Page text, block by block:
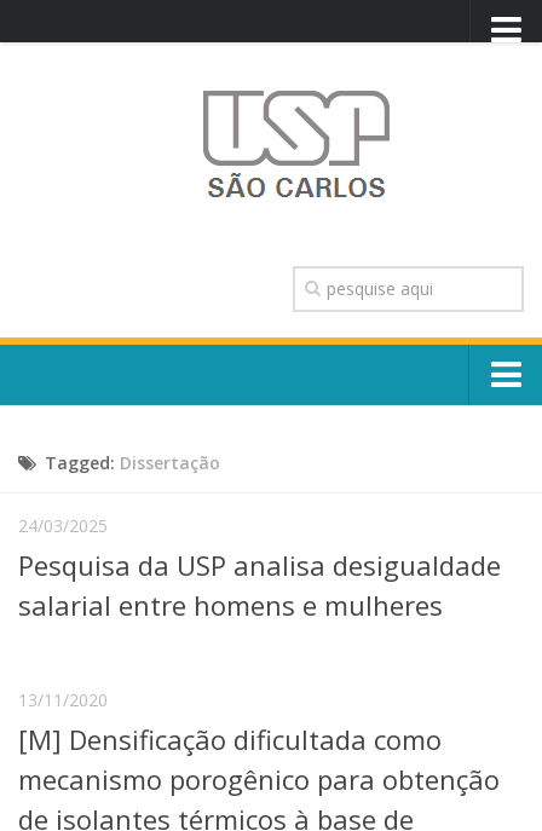
TRANSPARÊNCIA
OUVIDORIA
CONTATO
Escola, Institutos e Órgãos
Núcleos e Comissões
Telefones e Mapas
Pessoas
Educação a distância
Cursos de Extensão
Pesquisa e Inovação
Linhas de Pesquisa
Tagged: Dissertação
24/03/2025
Pesquisa da USP analisa desigualdade
salarial entre homens e mulheres
13/11/2020
[M] Densificação dificultada como
mecanismo porogênico para obtenção
de isolantes térmicos à base de